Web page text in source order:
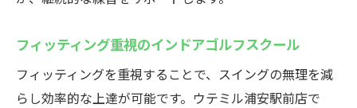
フィッティング重視のインドアゴルフスクール
フィッティングを重視することで、スイングの無理を減
らし効率的な上達が可能です。ウテミル浦安駅前店で